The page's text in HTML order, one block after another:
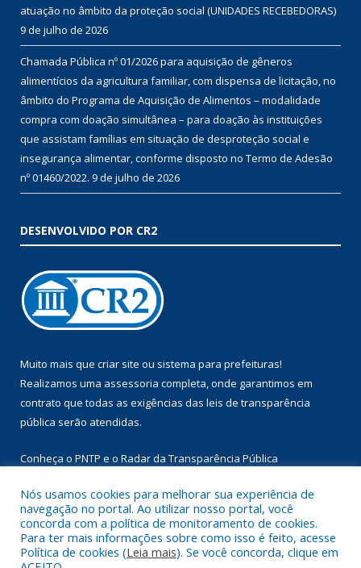
atuação no âmbito da proteção social (UNIDADES RECEBEDORAS)
9 de julho de 2026
Chamada Pública nº 01/2026 para aquisição de gêneros
alimentícios da agricultura familiar, com dispensa de licitação, no
âmbito do Programa de Aquisição de Alimentos – modalidade
compra com doação simultânea – para doação às instituições
que assistam famílias em situação de desproteção social e
insegurança alimentar, conforme disposto no Termo de Adesão
nº 01460/2022. 9 de julho de 2026
DESENVOLVIDO POR CR2
Muito mais que criar site ou sistema para prefeituras!
Realizamos uma assessoria completa, onde garantimos em
contrato que todas as exigências das leis de transparência
pública serão atendidas.
Conheça o PNTP e o Radar da Transparência Pública
Todos os direitos reservados a Prefeitura Municipal de Augusto
Corrêa.
Nós usamos cookies para melhorar sua experiência de
navegação no portal. Ao utilizar nosso portal, você
concorda com a política de monitoramento de cookies.
Para ter mais informações sobre como isso é feito, acesse
Política de cookies (Leia mais). Se você concorda, clique em